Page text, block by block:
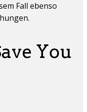
Fall ebenso
You